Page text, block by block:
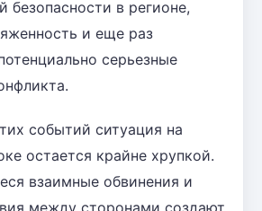
безопасности в регионе,
и еще раз
серьезные
событий ситуация на
остается крайне хрупкой.
взаимные обвинения и
между сторонами создают